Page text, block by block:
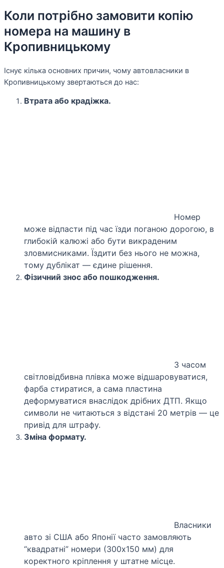
Коли потрібно замовити копію
номера на машину в
Кропивницькому
Існує кілька основних причин, чому автовласники в
Кропивницькому звертаються до нас:
Втрата або крадіжка.
Номер
може відпасти під час їзди поганою дорогою, в
глибокій калюжі або бути викраденим
зловмисниками. Їздити без нього не можна,
тому дублікат — єдине рішення.
Фізичний знос або пошкодження.
З часом
світловідбивна плівка може відшаровуватися,
фарба стиратися, а сама пластина
деформуватися внаслідок дрібних ДТП. Якщо
символи не читаються з відстані 20 метрів — це
привід для штрафу.
Зміна формату.
Власники
авто зі США або Японії часто замовляють
“квадратні” номери (300х150 мм) для
коректного кріплення у штатне місце.